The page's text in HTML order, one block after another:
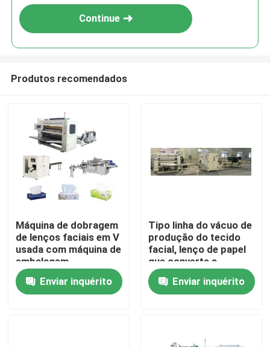
Para casa
Continue
Produtos recomendados
Máquina de dobragem
de lenços faciais em V
usada com máquina de
embalagem
automática de alta
velocidadeEnviar inquérito
Tipo linha do vácuo de
produção do tecido
facial, lenço de papel
que converte a
máquina
Enviar inquérito